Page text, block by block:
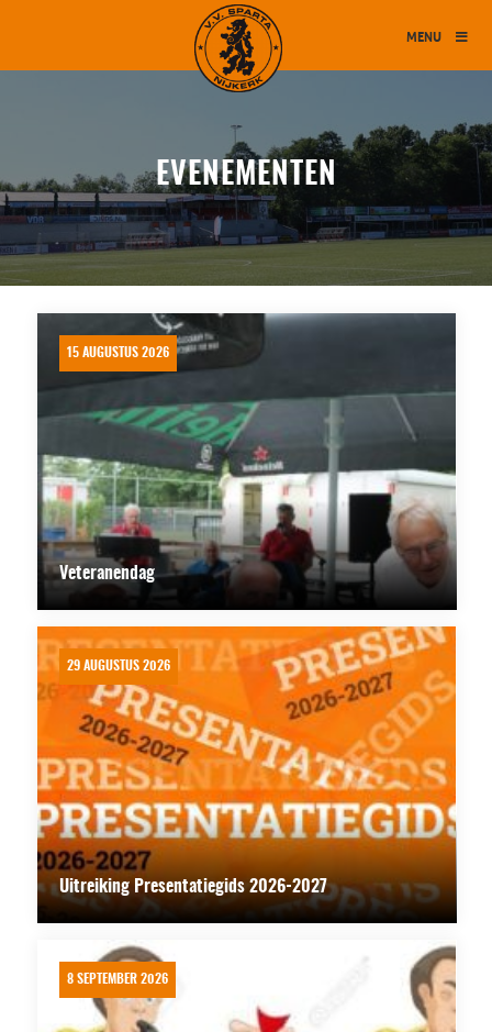
MENU
EVENEMENTEN
15 AUGUSTUS 2026
Veteranendag
29 AUGUSTUS 2026
Uitreiking Presentatiegids 2026-2027
8 SEPTEMBER 2026